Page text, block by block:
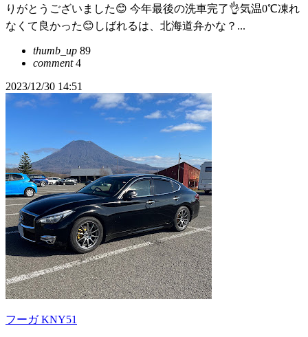
りがとうございました😊 今年最後の洗車完了👌気温0℃凍れ
なくて良かった😊しばれるは、北海道弁かな？...
thumb_up 89
comment4
2023/12/30 14:51
フーガ KNY51